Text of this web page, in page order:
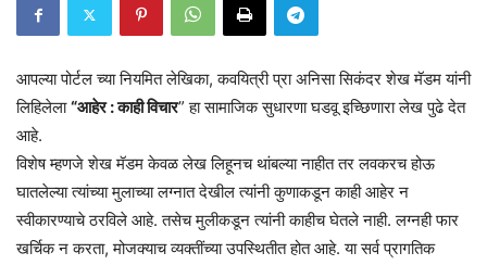
आपल्या पोर्टल च्या नियमित लेखिका, कवयित्री प्रा अनिसा सिकंदर शेख मॅडम यांनी
लिहिलेला“आहेर : काही विचार” हा सामाजिक सुधारणा घडवू इच्छिणारा लेख पुढे देत
आहे.
विशेष म्हणजे शेख मॅडम केवळ लेख लिहूनच थांबल्या नाहीत तर लवकरच होऊ
घातलेल्या त्यांच्या मुलाच्या लग्नात देखील त्यांनी कुणाकडून काही आहेर न
स्वीकारण्याचे ठरविले आहे. तसेच मुलीकडून त्यांनी काहीच घेतले नाही. लग्नही फार
खर्चिक न करता, मोजक्याच व्यक्तींच्या उपस्थितीत होत आहे. या सर्व प्रागतिक